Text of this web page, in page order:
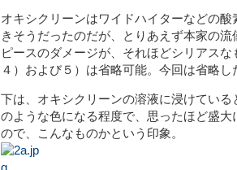
オキシクリーンはワイドハイターなどの酸
きそうだったのだが、とりあえず本家の
ピースのダメージが、それほどシリアスな
４）および５）は省略可能。今回は省略し
下は、オキシクリーンの溶液に浸けている
のような色になる程度で、思ったほど盛大
ので、こんなものかという印象。